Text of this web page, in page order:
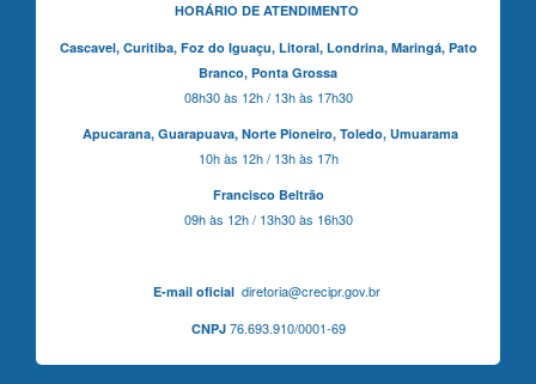
HORÁRIO DE ATENDIMENTO
Cascavel, Curitiba,Foz do Iguaçu, Litoral, Londrina, Maringá, Pato
Branco, Ponta Grossa
08h30 às 12h / 13h às 17h30
Apucarana, Guarapuava, Norte Pioneiro, Toledo, Umuarama
10h às 12h / 13h às 17h
Francisco Beltrão
09h às 12h / 13h30 às 16h30
E-mail oficialdiretoria@crecipr.gov.br
CNPJ76.693.910/0001-69